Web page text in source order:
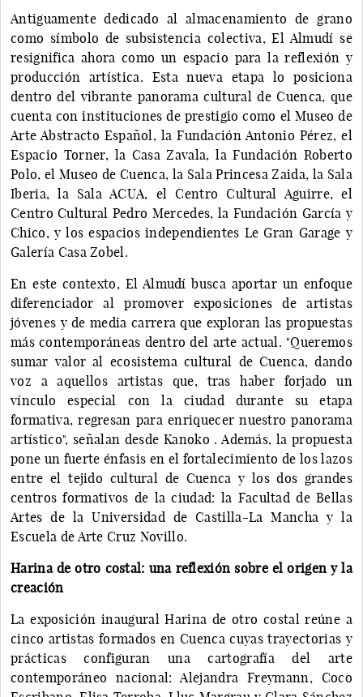
Antiguamente dedicado al almacenamiento de grano
como símbolo de subsistencia colectiva, El Almudí se
resignifica ahora como un espacio para la reflexión y
producción artística. Esta nueva etapa lo posiciona
dentro del vibrante panorama cultural de Cuenca, que
cuenta con instituciones de prestigio como el Museo de
Arte Abstracto Español, la Fundación Antonio Pérez, el
Espacio Torner, la Casa Zavala, la Fundación Roberto
Polo, el Museo de Cuenca, la Sala Princesa Zaida, la Sala
Iberia, la Sala ACUA, el Centro Cultural Aguirre, el
Centro Cultural Pedro Mercedes, la Fundación García y
Chico, y los espacios independientes Le Gran Garage y
Galería Casa Zobel.
En este contexto, El Almudí busca aportar un enfoque
diferenciador al promover exposiciones de artistas
jóvenes y de media carrera que exploran las propuestas
más contemporáneas dentro del arte actual. "Queremos
sumar valor al ecosistema cultural de Cuenca, dando
voz a aquellos artistas que, tras haber forjado un
vínculo especial con la ciudad durante su etapa
formativa, regresan para enriquecer nuestro panorama
artístico", señalan desde Kanoko . Además, la propuesta
pone un fuerte énfasis en el fortalecimiento de los lazos
entre el tejido cultural de Cuenca y los dos grandes
centros formativos de la ciudad: la Facultad de Bellas
Artes de la Universidad de Castilla-La Mancha y la
Escuela de Arte Cruz Novillo.
Harina de otro costal: una reflexión sobre el origen y la
creación
La exposición inaugural Harina de otro costal reúne a
cinco artistas formados en Cuenca cuyas trayectorias y
prácticas configuran una cartografía del arte
contemporáneo nacional: Alejandra Freymann, Coco